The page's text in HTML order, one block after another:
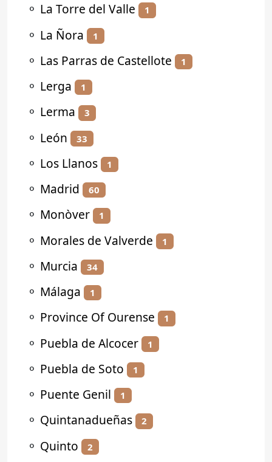
⚬ La Torre del Valle 1
⚬ La Ñora 1
⚬ Las Parras de Castellote 1
⚬ Lerga 1
⚬ Lerma 3
⚬ León 33
⚬ Los Llanos 1
⚬ Madrid 60
⚬ Monòver 1
⚬ Morales de Valverde 1
⚬ Murcia 34
⚬ Málaga 1
⚬ Province Of Ourense 1
⚬ Puebla de Alcocer 1
⚬ Puebla de Soto 1
⚬ Puente Genil 1
⚬ Quintanadueñas 2
⚬ Quinto 2